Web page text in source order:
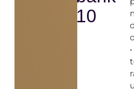
10